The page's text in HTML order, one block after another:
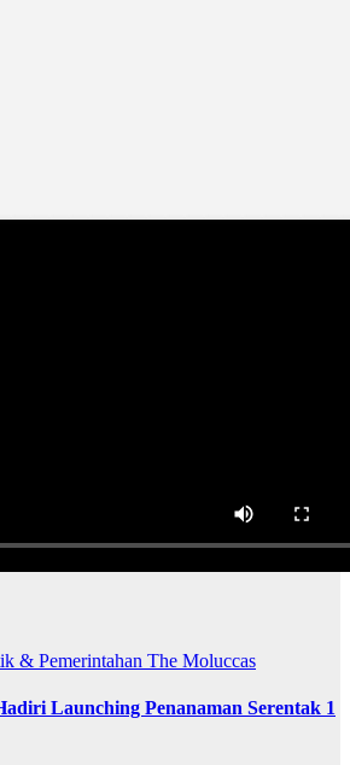
& Pemerintahan The Moluccas
Launching Penanaman Serentak 1